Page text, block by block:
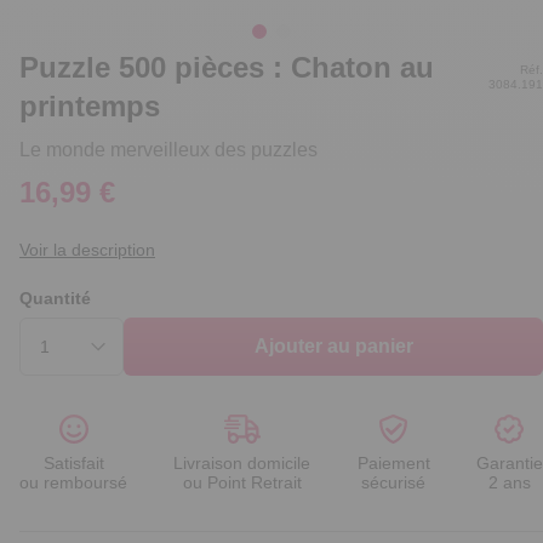
Puzzle 500 pièces : Chaton au
printemps
Le monde merveilleux des puzzles
Réf.
3084.191
16,99 €
Voir la description
Quantité
Ajouter au panier
Satisfait
ou remboursé
Livraison domicile
ou Point Retrait
Paiement
sécurisé
Garantie
2 ans